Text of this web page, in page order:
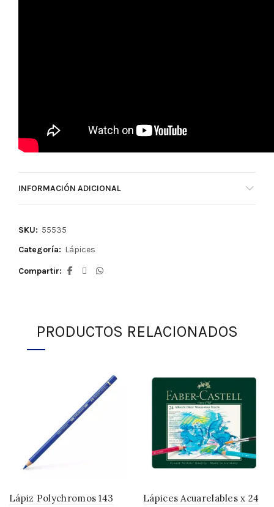
INFORMACIÓN ADICIONAL
SKU: 55535
Categoría: Lápices
Compartir
PRODUCTOS RELACIONADOS
Lápiz Polychromos 143
Lápices Acuarelables x 24